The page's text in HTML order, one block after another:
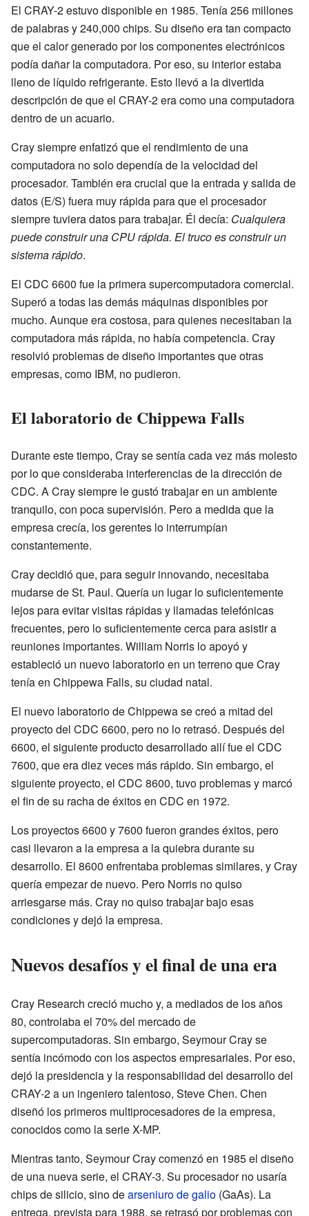
El CRAY-2 estuvo disponible en 1985. Tenía 256 millones
de palabras y 240,000 chips. Su diseño era tan compacto
que el calor generado por los componentes electrónicos
podía dañar la computadora. Por eso, su interior estaba
lleno de líquido refrigerante. Esto llevó a la divertida
descripción de que el CRAY-2 era como una computadora
dentro de un acuario.
Cray siempre enfatizó que el rendimiento de una
computadora no solo dependía de la velocidad del
procesador. También era crucial que la entrada y salida de
datos (E/S) fuera muy rápida para que el procesador
siempre tuviera datos para trabajar. Él decía: Cualquiera
puede construir una CPU rápida. El truco es construir un
sistema rápido.
El CDC 6600 fue la primera supercomputadora comercial.
Superó a todas las demás máquinas disponibles por
mucho. Aunque era costosa, para quienes necesitaban la
computadora más rápida, no había competencia. Cray
resolvió problemas de diseño importantes que otras
empresas, como IBM, no pudieron.
El laboratorio de Chippewa Falls
Durante este tiempo, Cray se sentía cada vez más molesto
por lo que consideraba interferencias de la dirección de
CDC. A Cray siempre le gustó trabajar en un ambiente
tranquilo, con poca supervisión. Pero a medida que la
empresa crecía, los gerentes lo interrumpían
constantemente.
Cray decidió que, para seguir innovando, necesitaba
mudarse de St. Paul. Quería un lugar lo suficientemente
lejos para evitar visitas rápidas y llamadas telefónicas
frecuentes, pero lo suficientemente cerca para asistir a
reuniones importantes. William Norris lo apoyó y
estableció un nuevo laboratorio en un terreno que Cray
tenía en Chippewa Falls, su ciudad natal.
El nuevo laboratorio de Chippewa se creó a mitad del
proyecto del CDC 6600, pero no lo retrasó. Después del
6600, el siguiente producto desarrollado allí fue el CDC
7600, que era diez veces más rápido. Sin embargo, el
siguiente proyecto, el CDC 8600, tuvo problemas y marcó
el fin de su racha de éxitos en CDC en 1972.
Los proyectos 6600 y 7600 fueron grandes éxitos, pero
casi llevaron a la empresa a la quiebra durante su
desarrollo. El 8600 enfrentaba problemas similares, y Cray
quería empezar de nuevo. Pero Norris no quiso
arriesgarse más. Cray no quiso trabajar bajo esas
condiciones y dejó la empresa.
Nuevos desafíos y el final de una era
Cray Research creció mucho y, a mediados de los años
80, controlaba el 70% del mercado de
supercomputadoras. Sin embargo, Seymour Cray se
sentía incómodo con los aspectos empresariales. Por eso,
dejó la presidencia y la responsabilidad del desarrollo del
CRAY-2 a un ingeniero talentoso, Steve Chen. Chen
diseñó los primeros multiprocesadores de la empresa,
conocidos como la serie X-MP.
Mientras tanto, Seymour Cray comenzó en 1985 el diseño
de una nueva serie, el CRAY-3. Su procesador no usaría
chips de silicio, sino dearseniuro de galio (GaAs). La
entrega, prevista para 1988, se retrasó por problemas con